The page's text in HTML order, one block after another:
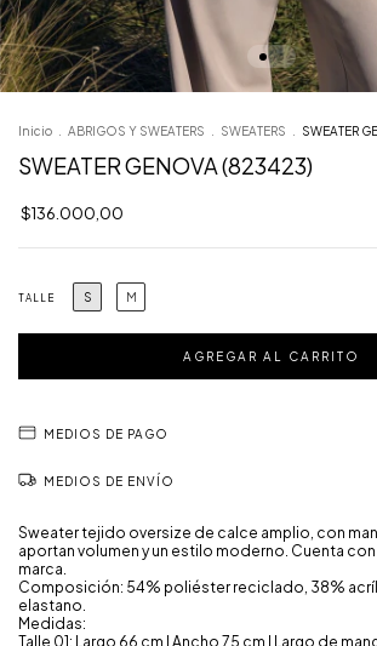
Inicio ABRIGOS Y SWEATERS SWEATERS SWEATER
SWEATER GENOVA (823423)
$136.000,00
TALLE S M
MEDIOS DE PAGO
MEDIOS DE ENVÍO
Sweater tejido oversize de calce amplio, con
aportan volumen y un estilo moderno. Cuenta
marca.
Composición: 54% poliéster reciclado, 38%
elastano.
Medidas:
Talle 01: Largo 66 cm | Ancho 75 cm | Largo de